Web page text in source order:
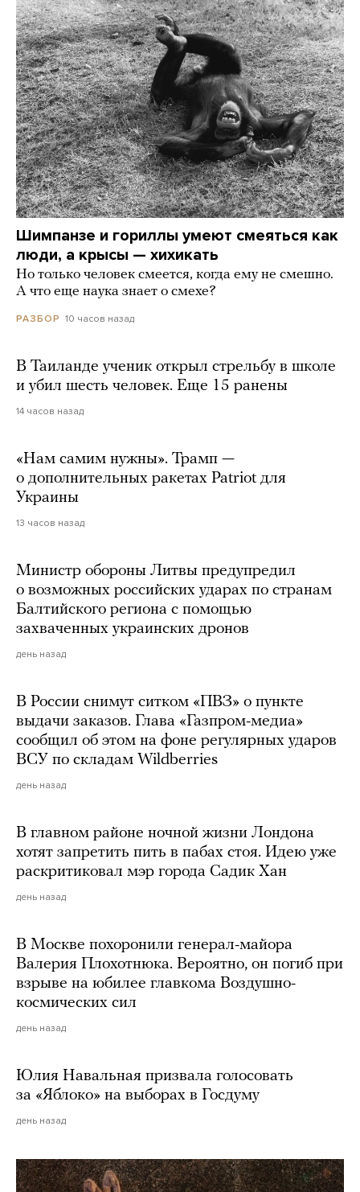
Шимпанзе и гориллы умеют смеяться как
люди, а крысы — хихикать
Но только человек смеется, когда ему не смешно.
А что еще наука знает о смехе?
РАЗБОР 10 часов назад
В Таиланде ученик открыл стрельбу в школе
и убил шесть человек. Еще 15 ранены
14 часов назад
«Нам самим нужны». Трамп —
о дополнительных ракетах Patriot для
Украины
13 часов назад
Министр обороны Литвы предупредил
о возможных российских ударах по странам
Балтийского региона с помощью
захваченных украинских дронов
день назад
В России снимут ситком «ПВЗ» о пункте
выдачи заказов. Глава «Газпром-медиа»
сообщил об этом на фоне регулярных ударов
ВСУ по складам Wildberries
день назад
В главном районе ночной жизни Лондона
хотят запретить пить в пабах стоя. Идею уже
раскритиковал мэр города Садик Хан
день назад
В Москве похоронили генерал-майора
Валерия Плохотнюка. Вероятно, он погиб при
взрыве на юбилее главкома Воздушно-
космических сил
день назад
Юлия Навальная призвала голосовать
за «Яблоко» на выборах в Госдуму
день назад